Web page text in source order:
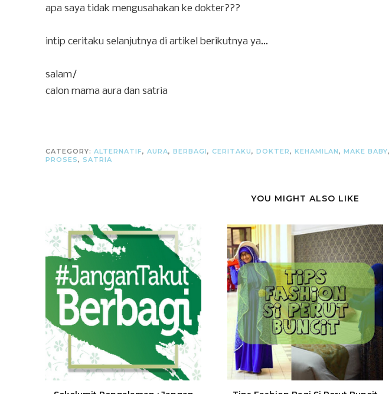
apa saya tidak mengusahakan ke dokter???
intip ceritaku selanjutnya di artikel berikutnya ya...
salam/
calon mama aura dan satria
CATEGORY: ALTERNATIF, AURA, BERBAGI, CERITAKU, DOKTER, KEHAMILAN, MAKE BABY,
PROSES, SATRIA
YOU MIGHT ALSO LIKE